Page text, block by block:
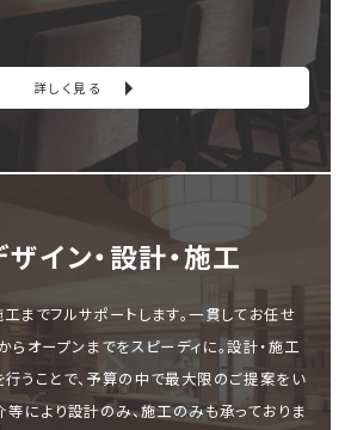
詳しく見る
イン・設計・施⼯
までフルサポートします。一貫してお任せ
らオープンまでをスピーディに。設計・施工
行うことで、予算の中で最大限のご提案をい
等により設計のみ、施工のみも承っておりま